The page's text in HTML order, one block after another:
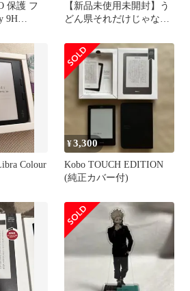
保護 フ
9H
沢タイ
ボ リベ
【新品未使用未開封】う
どん県それだけじゃない
枚セット
Colour
¥3,300
Kobo TOUCH EDITION
(純正カバー付)